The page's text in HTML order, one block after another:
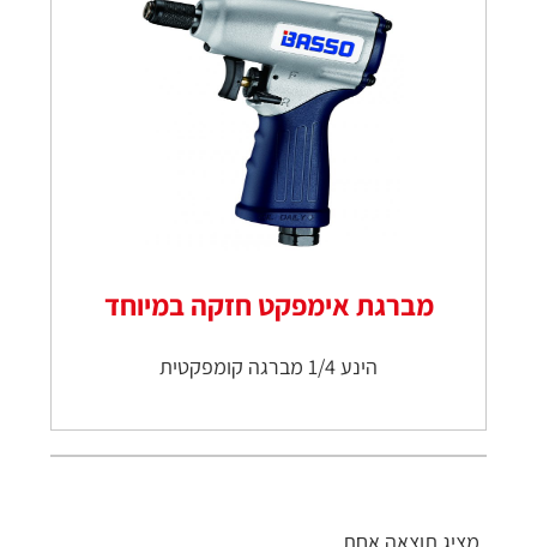
מברגת אימפקט חזקה במיוחד
הינע 1/4 מברגה קומפקטית